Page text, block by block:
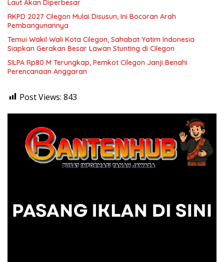
Laut Akan Diperbesar
RKPD 2027 Cilegon Mulai Disusun, Ini Bocoran Arah
Pembangunannya
Temui Wakil Wali Kota Cilegon, Sahabat Yatim Indonesia
Siapkan Gerakan Besar Lawan Stunting di Cilegon
SILPA Rp80 M Terungkap, Pemkot Cilegon Janji Benahi
Perencanaan Anggaran
Post Views: 843